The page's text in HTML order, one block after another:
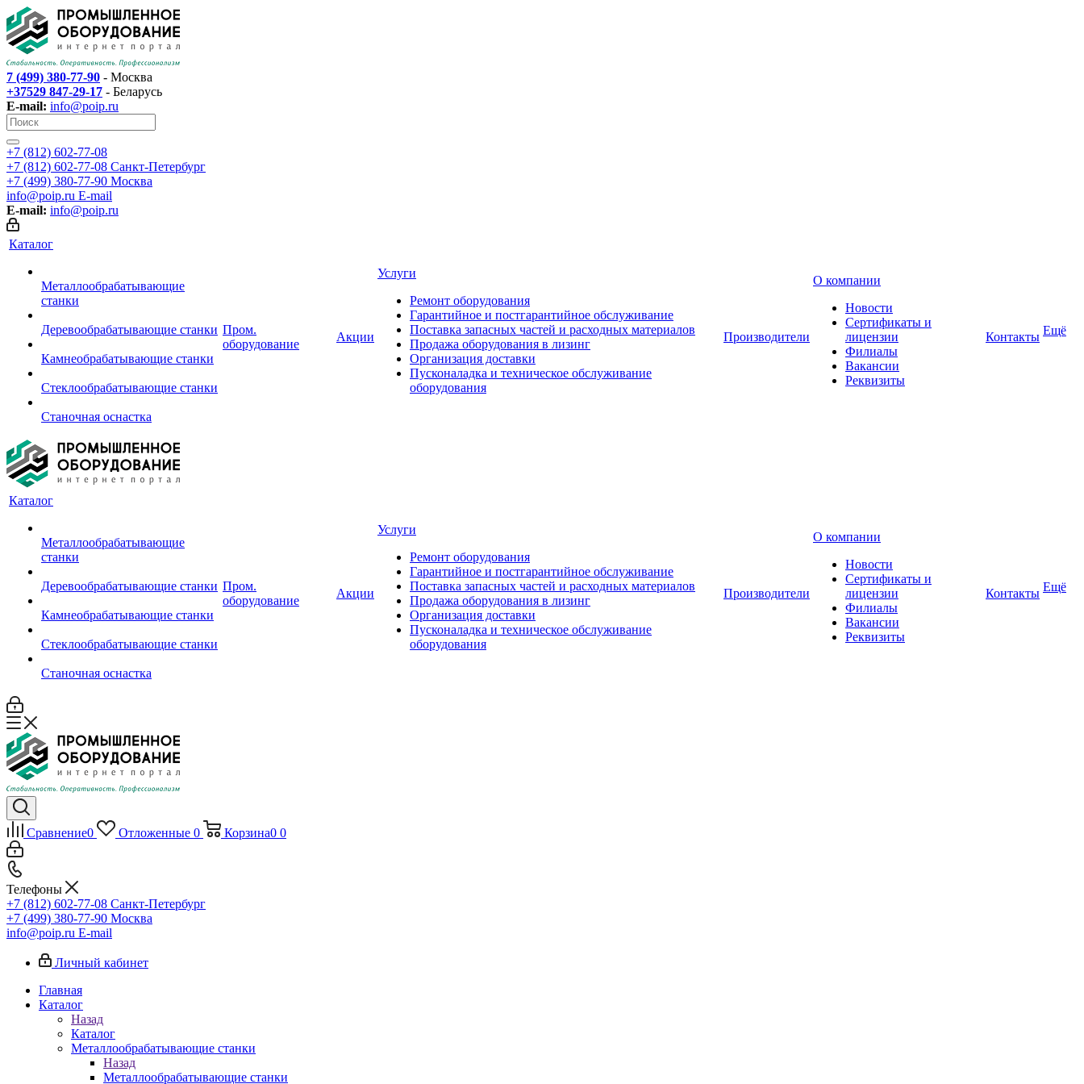
7 (499) 380-77-90 - Москва
+37529 847-29-17 - Беларусь
E-mail: info@poip.ru
+7 (812) 602-77-08
+7 (812) 602-77-08 Санкт-Петербург
+7 (499) 380-77-90 Москва
info@poip.ru E-mail
E-mail: info@poip.ru
Каталог
Металлообрабатывающие
станки
Деревообрабатывающие станки
Камнеобрабатывающие станки
Стеклообрабатывающие станки
Станочная оснастка
Пром.
оборудование
Акции
Услуги
Ремонт оборудования
Гарантийное и постгарантийное обслуживание
Поставка запасных частей и расходных материалов
Продажа оборудования в лизинг
Организация доставки
Пусконаладка и техническое обслуживание
оборудования
Производители
О компании
Новости
Сертификаты и
лицензии
Филиалы
Вакансии
Реквизиты
Контакты Ещё
Каталог
Металлообрабатывающие
станки
Деревообрабатывающие станки
Камнеобрабатывающие станки
Стеклообрабатывающие станки
Станочная оснастка
Пром.
оборудование
Акции
Услуги
Ремонт оборудования
Гарантийное и постгарантийное обслуживание
Поставка запасных частей и расходных материалов
Продажа оборудования в лизинг
Организация доставки
Пусконаладка и техническое обслуживание
оборудования
Производители
О компании
Новости
Сертификаты и
лицензии
Филиалы
Вакансии
Реквизиты
Контакты Ещё
Сравнение0 Отложенные 0 Корзина0 0
Телефоны
+7 (812) 602-77-08 Санкт-Петербург
+7 (499) 380-77-90 Москва
info@poip.ru E-mail
Личный кабинет
Главная
Каталог
Назад
Каталог
Металлообрабатывающие станки
Назад
Металлообрабатывающие станки